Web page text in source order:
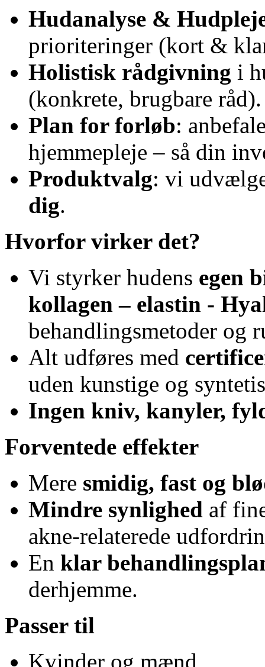
Hudanalyse &
prioriteringer (kort &
Holistisk rådgivning i
(konkrete, brugbare råd).
Plan for forløb:
hjemmepleje – så din
Produktvalg: vi
dig.
Hvorfor virker det?
Vi styrker hudens egen
kollagen – elastin -
behandlingsmetoder og
Alt udføres med
uden kunstige og
Ingen kniv, kanyler,
Forventede effekter
Mere smidig, fast og
Mindre synlighed af
akne-relaterede
En klar
derhjemme.
Passer til
Kvinder og mænd